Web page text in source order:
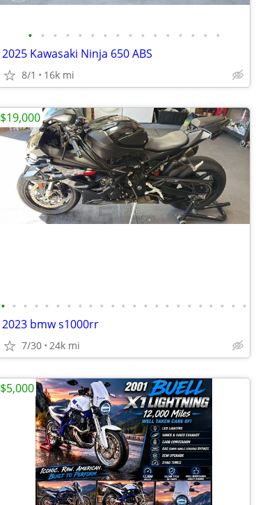
• • • • • • • • • • • • • • • •
2025 Kawasaki Ninja 650 ABS
8/1 16k mi
• • • • • • • • • • • • • • • • • • • • • • •
2023 bmw s1000rr
7/30 24k mi
$19,000
$5,000